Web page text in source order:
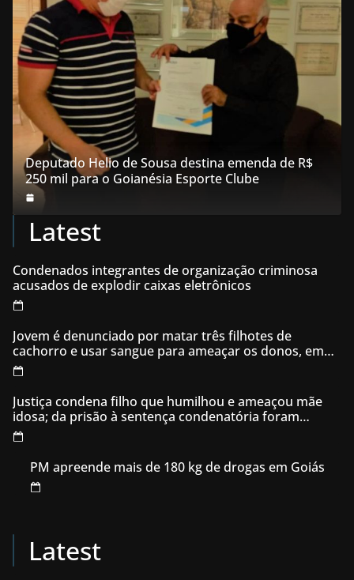
Deputado Helio de Sousa destina emenda de R$
250 mil para o Goianésia Esporte Clube
Latest
Condenados integrantes de organização criminosa
acusados de explodir caixas eletrônicos
Jovem é denunciado por matar três filhotes de
cachorro e usar sangue para ameaçar os donos, em
Aparecida de Goiânia
Justiça condena filho que humilhou e ameaçou mãe
idosa; da prisão à sentença condenatória foram
apenas 21 dias
PM apreende mais de 180 kg de drogas em Goiás
Latest